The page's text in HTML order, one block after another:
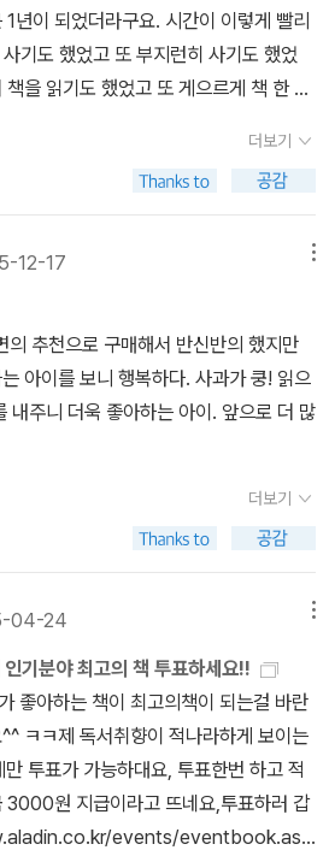
년이 되었더라구요. 시간이 이렇게 빨리
기도 했었고 또 부지런히 사기도 했었
을 읽기도 했었고 또 게으르게 책 한 권
살고 있다.다음 주에 남동생 집 아니 큰
생과 올케는 몇 년 전 늦은 나이에 만나
졌고 늦둥이 같은 쌍둥이 딸을 낳았다.
렵게 아가들을 만났던지라 옆에서 지켜
고 아팠었다.그렇게 작년 한 해는 좀 힘들
추석 명절에 처음이자 마지막으로 얼굴
듯 아빠는 마지막 손녀들에게 자리를 내
큰동생 결혼시키는 게 큰 숙제라고 생각
고 떠나셨으니 어쩌면 다행스런 일이었
작은 동생네 첫 조카에겐 좀 미안하지만
게 흠뻑 빠져있기도 하다.그리고 나도
올케와 쌍둥이 조카들에게 완전 몰입되
길은 감출 수가 없는 법. 어찌 덤덤하게
에게 쌍둥이 조카들 보고 싶은데 나 니
봐줄게. 허락을 받았고 다음 주에 방학
타고 올케 동네에 가기로 했다.그래서
어 주려고 그림책 몇 권을 주문했던 것
좀 있었지만 조카들 그림책을 사면서 또
장바구니에 담아서 주문했더니 택배가
림책은 무겁구나?!우리 아이들 때 사서
더보기
12-17
천으로 구매해서 반신반의 했지만
아이를 보니 행복하다. 사과가 쿵! 읽으
내주니 더욱 좋아하는 아이. 앞으로 더 많
더보기
04-24
기분야 최고의 책 투표하세요!!
좋아하는 책이 최고의책이 되는걸 바란
이는
투표가 가능하대요, 투표한번 하고 적
3000원 지급이라고 뜨네요,투표하러 갑
events/eventbook.asp